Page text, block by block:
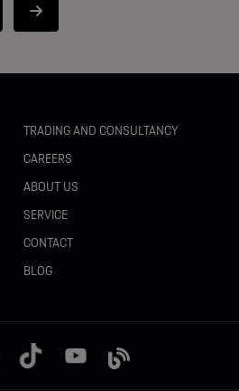
TRADING AND CONSULTANCY
CAREERS
ABOUT US
SERVICE
CONTACT
BLOG